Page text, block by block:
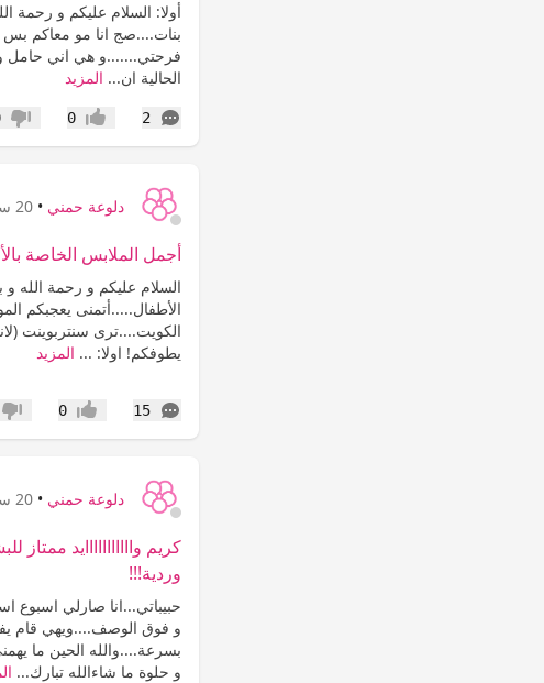
أولا: السلام عليكم و رحمة الله
بنات....صج انا مو معاكم بس
فرحتي.......و هي اني حامل
الحالية ان... المزيد
2
التعليقات إعجاب0 عدم
دلوعة حمني • 20 سنة
أجمل الملابس الخاصة
السلام عليكم و رحمة الله
الأطفال.....أتمنى يعجبكم
الكويت....ترى سنتربوينت
يطوفكم! اولا: ... المزيد
15
التعليقات إعجاب0 عدم
دلوعة حمني • 20 سنة
كريم وااااااااااايد
وردية!!!
حبيباتي...انا صارلي اسبوع
و فوق الوصف....ويهي قام
بسرعة....والله الحين ما
و حلوة ما شاءالله تبارك...